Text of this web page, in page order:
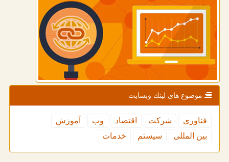
موضوع های لینك وبسایت
فناوری شركت اقتصاد وب
آموزش
بین المللی
سیستم خدمات